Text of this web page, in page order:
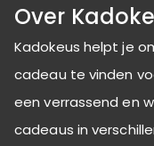
Over
Kadokeus helpt je
cadeau te vinden
een verrassend en
cadeaus in